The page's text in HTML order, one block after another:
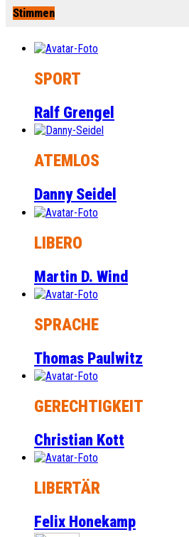
Stimmen
SPORT
Ralf Grengel
ATEMLOS
Danny Seidel
LIBERO
Martin D. Wind
SPRACHE
Thomas Paulwitz
GERECHTIGKEIT
Christian Kott
LIBERTÄR
Felix Honekamp